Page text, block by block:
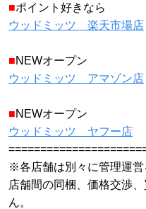
■ポイント好きなら
ウッドミッツ 楽天市場店
■NEWオープン
ウッドミッツ アマゾン店
■NEWオープン
ウッドミッツ ヤフー店
※各店舗は別々に管理運営
店舗間の同梱、価格交渉
ん。